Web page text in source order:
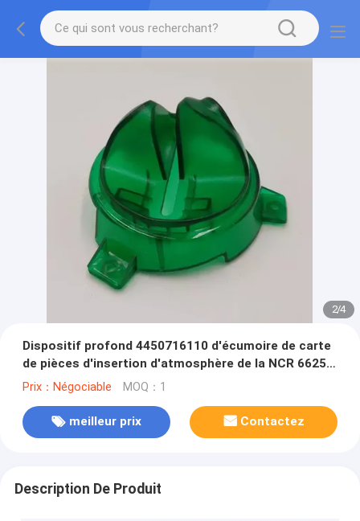
2/4
Dispositif profond 4450716110 d'écumoire de carte
de pièces d'insertion d'atmosphère de la NCR 6625
de pièces d'atmosphère
Prix：Négociable MOQ：1
meilleur prix Contactez
Description De Produit